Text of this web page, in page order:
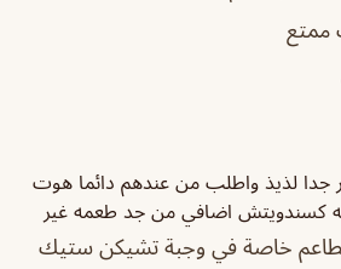
ممتع
جدا لذيذ واطلب من عندهم دائما هوت
كسندويتش اضافي من جد طعمه غير
خاصة في وجبة تشيكن ستيك